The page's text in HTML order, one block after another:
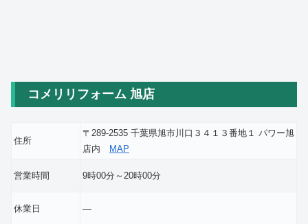
コメリリフォーム 旭店
住所
〒289-2535 千葉県旭市川口３４１３番地１ パワー旭
店内
MAP
営業時間 9時00分～20時00分
休業日 ―